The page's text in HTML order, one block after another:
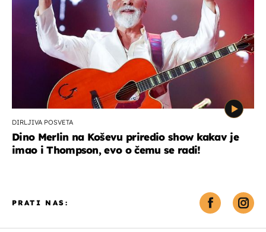
DIRLJIVA POSVETA
Dino Merlin na Koševu priredio show kakav je
imao i Thompson, evo o čemu se radi!
PRATI NAS: